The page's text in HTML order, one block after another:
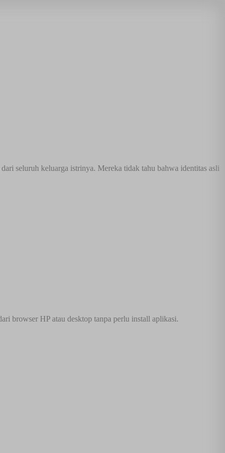
seluruh keluarga istrinya. Mereka tidak tahu bahwa identitas asli
browser HP atau desktop tanpa perlu install aplikasi.